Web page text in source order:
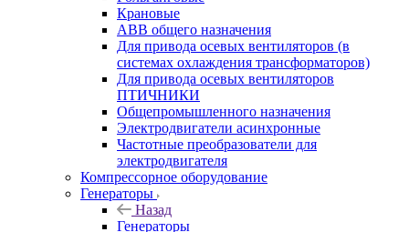
Крановые
АВВ общего назначения
Для привода осевых вентиляторов (в
системах охлаждения трансформаторов)
Для привода осевых вентиляторов
ПТИЧНИКИ
Общепромышленного назначения
Электродвигатели асинхронные
Частотные преобразователи для
электродвигателя
Компрессорное оборудование
Генераторы
Назад
Генераторы